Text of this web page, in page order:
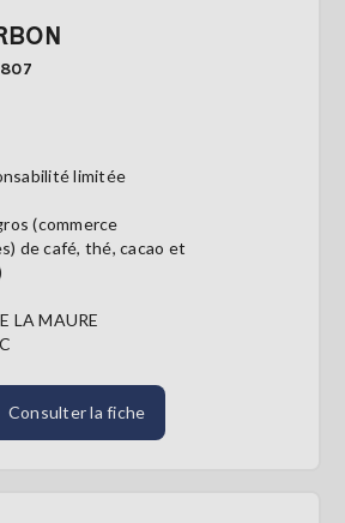
limitée
(commerce
de café, thé, cacao et
LA MAURE
Consulter la fiche